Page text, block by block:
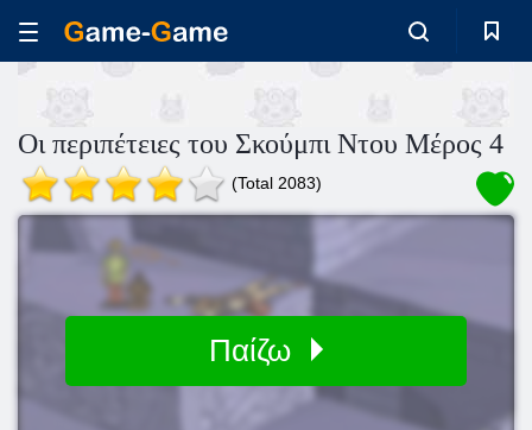
Οι περιπέτειες του Σκούμπι Ντου Μέρος 4
(Total 2083)
Παίζω